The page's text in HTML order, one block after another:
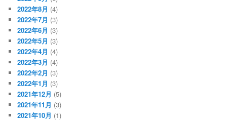
2022年8月 (4)
2022年7月 (3)
2022年6月 (3)
2022年5月 (3)
2022年4月 (4)
2022年3月 (4)
2022年2月 (3)
2022年1月 (3)
2021年12月 (5)
2021年11月 (3)
2021年10月 (1)